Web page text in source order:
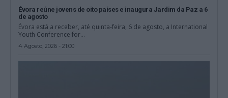
Évora reúne jovens de oito países e inaugura Jardim da Paz a 6
de agosto
Évora está a receber, até quinta-feira, 6 de agosto, a International
Youth Conference for...
4 Agosto, 2026 - 21:00